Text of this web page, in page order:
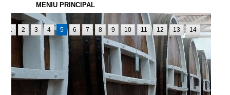
MENIU PRINCIPAL
1 2 3 4 5 6 7 8 9 10 11 12 13 14